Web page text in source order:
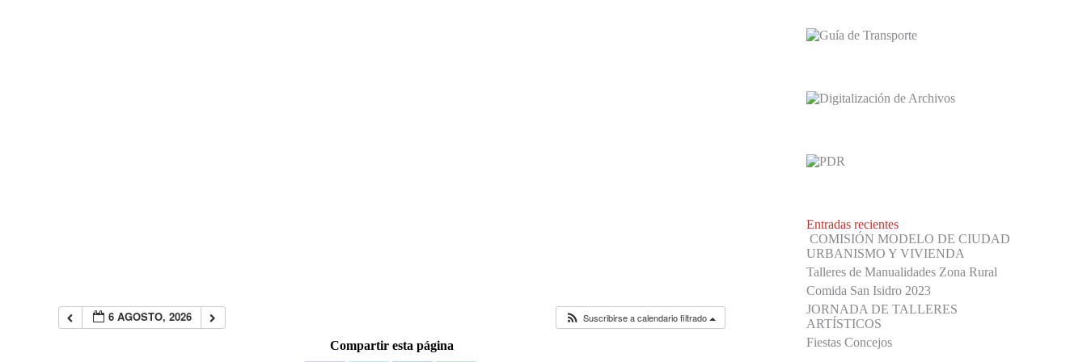
6 AGOSTO, 2026 Suscribirse a calendario filtrado
Compartir esta página
Entradas recientes
COMISIÓN MODELO DE CIUDAD
URBANISMO Y VIVIENDA
Talleres de Manualidades Zona Rural
Comida San Isidro 2023
JORNADA DE TALLERES
ARTÍSTICOS
Fiestas Concejos